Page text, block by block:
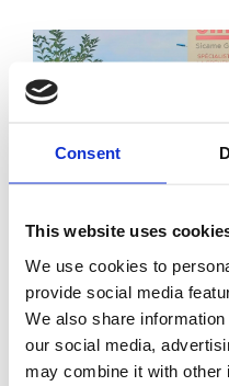
Consent
This website uses
We use cookies to
provide social media
We also share
our social media,
may combine it with other
Adhérents
CATU ouvre ses
Catherine Emmanuel,
ROSAN et Héloïse
équipes de CATU,
Bagneux dans le 92.
Lire l’article